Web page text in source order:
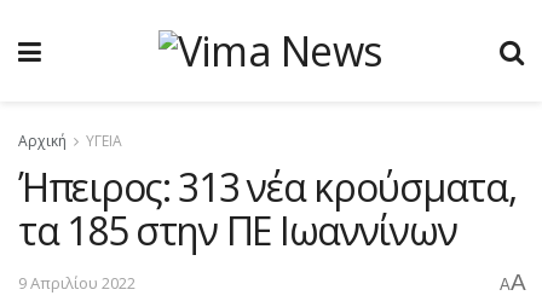
Αρχική ΥΓΕΙΑ
Ήπειρος: 313 νέα κρούσματα,
τα 185 στην ΠΕ Ιωαννίνων
9 Απριλίου 2022 AA